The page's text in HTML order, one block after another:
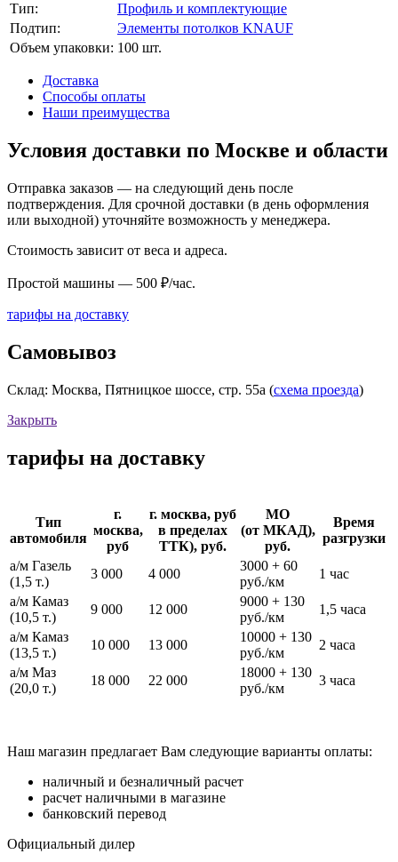
Тип:
Профиль и комплектующие
Подтип:
Элементы потолков KNAUF
Объем упаковки: 100 шт.
Доставка
Способы оплаты
Наши преимущества
Условия доставки по Москве и области
Отправка заказов — на следующий день после
подтверждения. Для срочной доставки (в день оформления
или выходной) уточняйте возможность у менеджера.
Стоимость зависит от веса и адреса.
Простой машины — 500 ₽/час.
тарифы на доставку
Самовывоз
Склад: Москва, Пятницкое шоссе, стр. 55а (схема проезда)
Закрыть
тарифы на доставку
Тип
автомобиля
г.
москва,
руб
г. москва, руб
в пределах
ТТК), руб.
МО
(от МКАД),
руб.
Время
разгрузки
а/м Газель
(1,5 т.)
3 000 4 000
3000 + 60
руб./км
1 час
а/м Камаз
(10,5 т.)
9 000 12 000
9000 + 130
руб./км
1,5 часа
а/м Камаз
(13,5 т.)
10 000 13 000
10000 + 130
руб./км
2 часа
а/м Маз
(20,0 т.)
18 000 22 000
18000 + 130
руб./км
3 часа
Наш магазин предлагает Вам следующие варианты оплаты:
наличный и безналичный расчет
расчет наличными в магазине
банковский перевод
Официальный дилер